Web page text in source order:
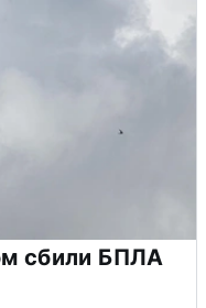
сбили БПЛА